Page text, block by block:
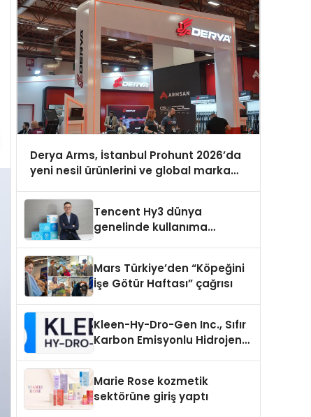
Derya Arms, İstanbul Prohunt 2026’da
yeni nesil ürünlerini ve global marka
Tencent Hy3 dünya
genelinde kullanıma
Mars Türkiye’den “Köpeğini
İşe Götür Haftası” çağrısı
Kleen-Hy-Dro-Gen Inc., Sıfır
Karbon Emisyonlu Hidrojen
Aldı
Marie Rose kozmetik
sektörüne giriş yaptı